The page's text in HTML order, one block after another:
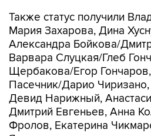
Также статус получили
Мария Захарова, Дина
Александра Бойкова/
Варвара Слуцкая/Глеб
Щербакова/Егор
Пасечник/Дарио
Девид Нарижный,
Дмитрий Евгеньев, Анна
Фролов, Екатерина